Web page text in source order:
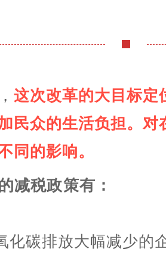
这次改革的大目标定
民众的生活负担。
同的影响。
减税政策有：
化碳排放大幅减少的